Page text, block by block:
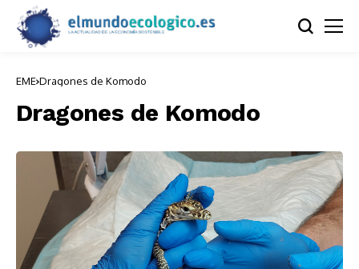
EME Dragones de Komodo
Dragones de Komodo